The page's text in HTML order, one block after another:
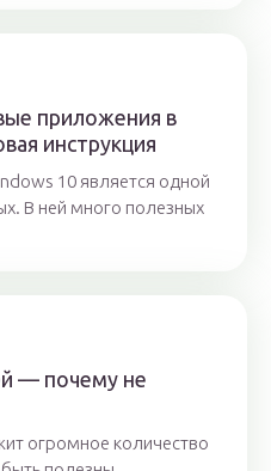
приложения в
инструкция
10 является одной
В ней много полезных
— почему не
огромное количество